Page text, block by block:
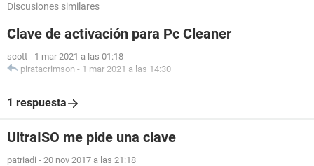
Discusiones similares
Clave de activación para Pc Cleaner
scott - 1 mar 2021 a las 01:18
piratacrimson - 1 mar 2021 a las 14:30
1 respuesta
UltraISO me pide una clave
patriadi - 20 nov 2017 a las 21:18